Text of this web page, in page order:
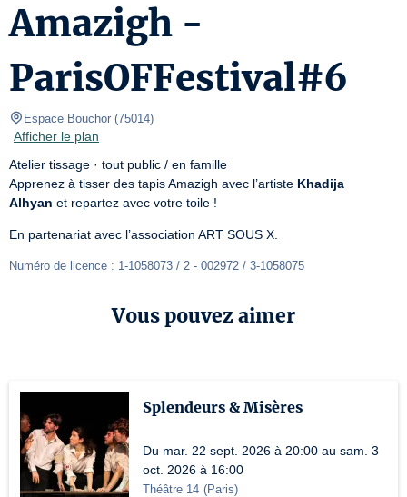
Amazigh -
ParisOFFestival#6
Espace Bouchor (75014)
Afficher le plan
Atelier tissage · tout public / en famille
Apprenez à tisser des tapis Amazigh avec l’artiste Khadija
Alhyan et repartez avec votre toile !
En partenariat avec l’association ART SOUS X.
Numéro de licence : 1-1058073 / 2 - 002972 / 3-1058075
Vous pouvez aimer
Splendeurs & Misères
Du mar. 22 sept. 2026 à 20:00 au sam. 3
oct. 2026 à 16:00
Théâtre 14 (Paris)